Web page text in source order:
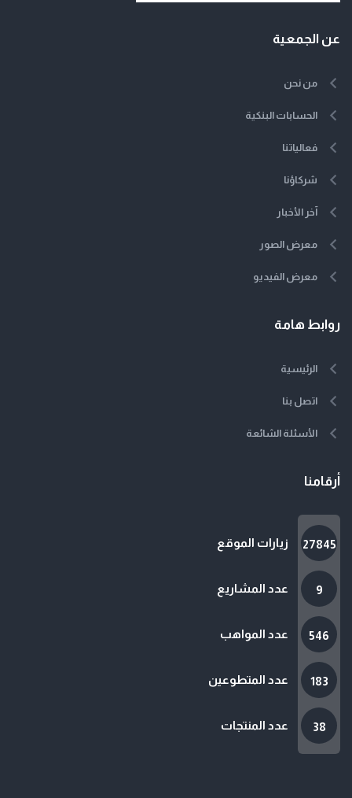
عن الجمعية
من نحن
الحسابات البنكية
فعالياتنا
شركاؤنا
آخر الأخبار
معرض الصور
معرض الفيديو
روابط هامة
الرئيسية
اتصل بنا
الأسئلة الشائعة
أرقامنا
27845 زيارات الموقع
9 عدد المشاريع
546 عدد المواهب
183 عدد المتطوعين
38 عدد المنتجات